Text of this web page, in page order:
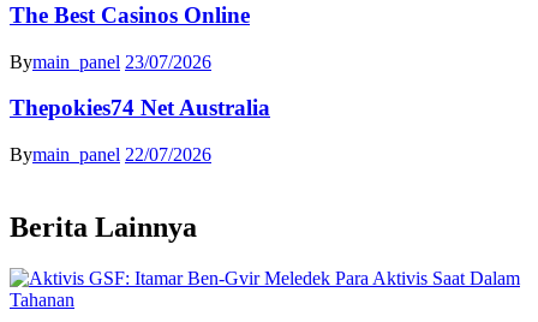
The Best Casinos Online
Bymain_panel 23/07/2026
Thepokies74 Net Australia
Bymain_panel 22/07/2026
Berita Lainnya